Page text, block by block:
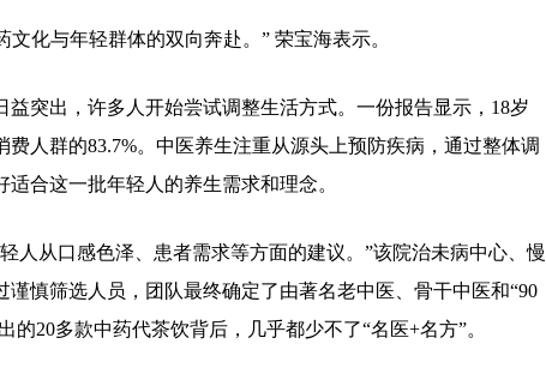
文化与年轻群体的双向奔赴。” 荣宝海表示。
益突出，许多人开始尝试调整生活方式。一份报告显示，18岁
人群的83.7%。中医养生注重从源头上预防疾病，通过整体调
合这一批年轻人的养生需求和理念。
人从口感色泽、患者需求等方面的建议。”该院治未病中心、慢
慎筛选人员，团队最终确定了由著名老中医、骨干中医和“90
的20多款中药代茶饮背后，几乎都少不了“名医+名方”。